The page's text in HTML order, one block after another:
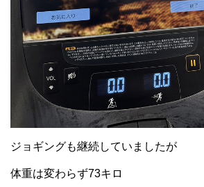
ジョギングも継続していましたが
体重は変わらず73キロ